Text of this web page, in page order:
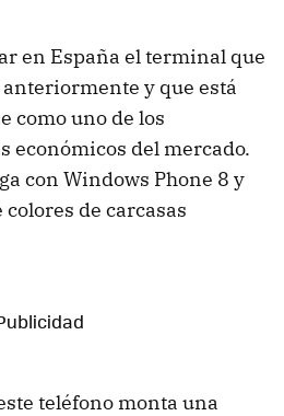
en España el terminal que
y que está
como uno de los
económicos del mercado.
con Windows Phone 8 y
de carcasas
teléfono monta una